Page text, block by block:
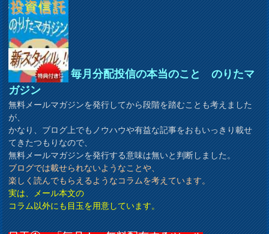
毎月分配投信の本当のこと のりたマ
ガジン
無料メールマガジンを発行してから段階を踏むことも考えました
が、
かなり、ブログ上でもノウハウや有益な記事をおもいっきり載せ
てきたつもりなので、
無料メールマガジンを発行する意味は無いと判断しました。
ブログでは載せられないようなことや、
楽しく読んでもらえるようなコラムを考えています。
実は、メール本文の
コラム以外にも目玉を用意しています。